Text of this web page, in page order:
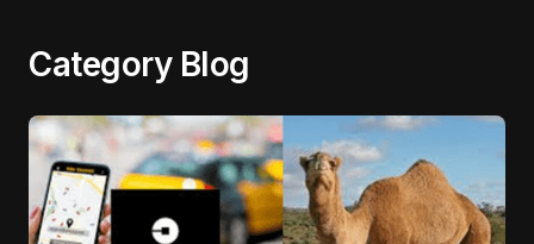
Category Blog